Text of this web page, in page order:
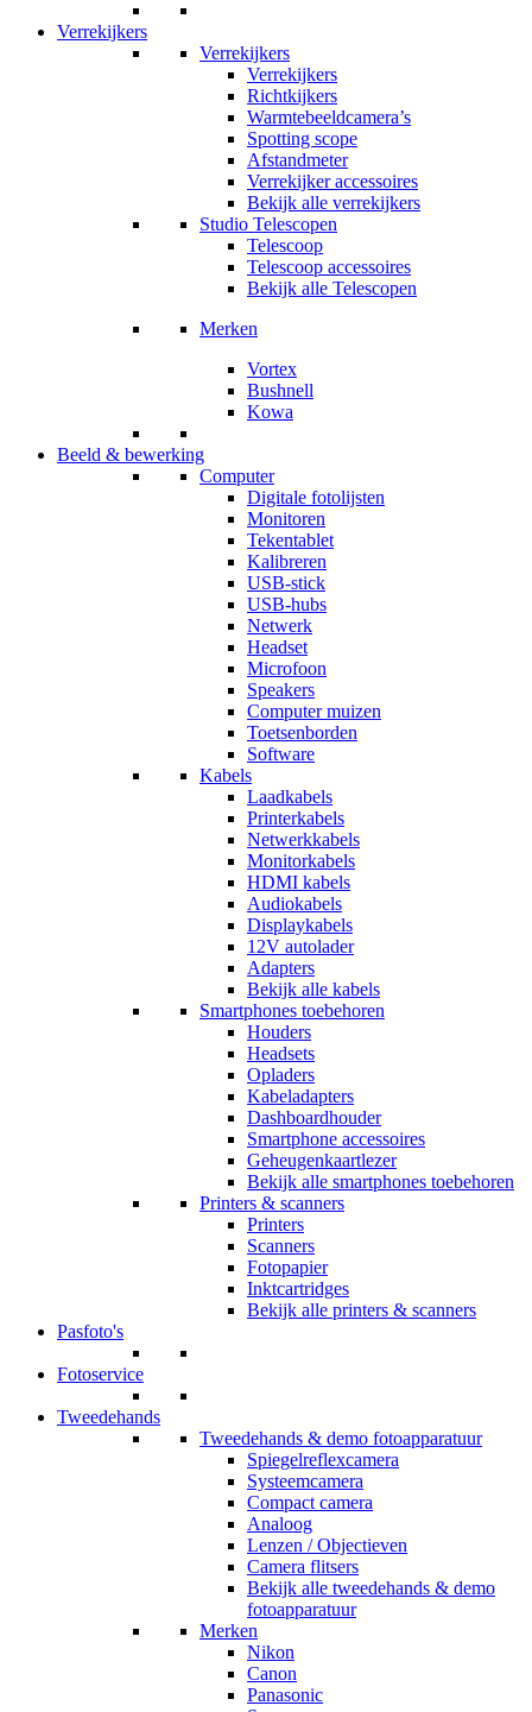
Verrekijkers
Verrekijkers
Verrekijkers
Richtkijkers
Warmtebeeldcamera’s
Spotting scope
Afstandmeter
Verrekijker accessoires
Bekijk alle verrekijkers
Studio Telescopen
Telescoop
Telescoop accessoires
Bekijk alle Telescopen
Merken
Vortex
Bushnell
Kowa
Beeld & bewerking
Computer
Digitale fotolijsten
Monitoren
Tekentablet
Kalibreren
USB-stick
USB-hubs
Netwerk
Headset
Microfoon
Speakers
Computer muizen
Toetsenborden
Software
Kabels
Laadkabels
Printerkabels
Netwerkkabels
Monitorkabels
HDMI kabels
Audiokabels
Displaykabels
12V autolader
Adapters
Bekijk alle kabels
Smartphones toebehoren
Houders
Headsets
Opladers
Kabeladapters
Dashboardhouder
Smartphone accessoires
Geheugenkaartlezer
Bekijk alle smartphones toebehoren
Printers & scanners
Printers
Scanners
Fotopapier
Inktcartridges
Bekijk alle printers & scanners
Pasfoto's
Fotoservice
Tweedehands
Tweedehands & demo fotoapparatuur
Spiegelreflexcamera
Systeemcamera
Compact camera
Analoog
Lenzen / Objectieven
Camera flitsers
Bekijk alle tweedehands & demo
fotoapparatuur
Merken
Nikon
Canon
Panasonic